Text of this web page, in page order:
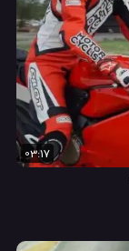
03:17